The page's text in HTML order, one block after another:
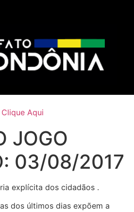
Aqui
JOGO
03/08/2017
explícita dos cidadãos .
dos últimos dias expõem a